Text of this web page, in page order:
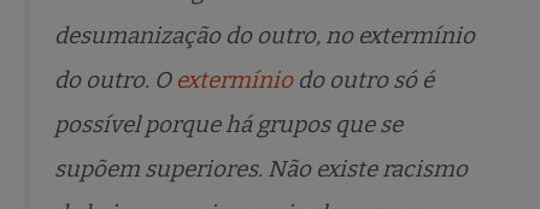
desumanização do outro, no extermínio
do outro. Oextermíniodo outro só é
possível porque há grupos que se
supõem superiores. Não existe racismo